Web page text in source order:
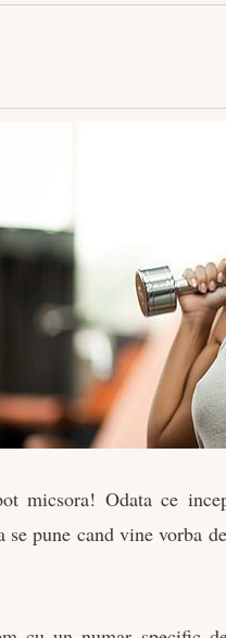
micsora! Odata ce
se pune cand vine vorba